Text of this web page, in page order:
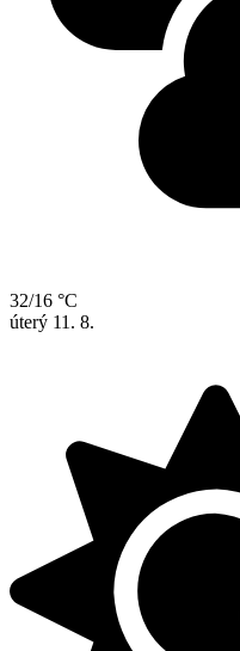
32/16 °C
úterý 11. 8.